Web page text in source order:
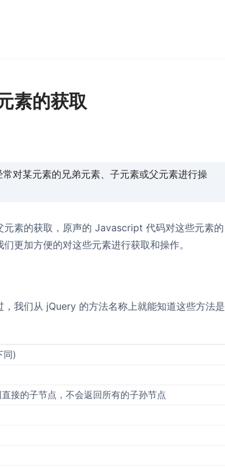
素的获取
对某元素的兄弟元素、子元素或父元素进行操
素的获取，原声的 Javascript 代码对这些元素的
更加方便的对这些元素进行获取和操作。
我们从 jQuery 的方法名称上就能知道这些方法是
同)
接的子节点，不会返回所有的子孙节点